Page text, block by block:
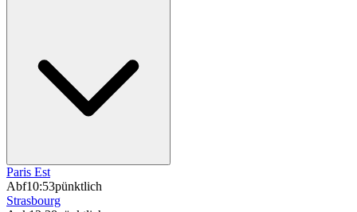
Paris Est
Abf10:53pünktlich
Strasbourg